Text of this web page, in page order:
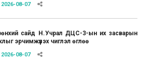
2026-08-07
сайд Н.Учрал ДЦС-3-ын их засварын
эрчимжүүлэх чиглэл өглөө
2026-08-07